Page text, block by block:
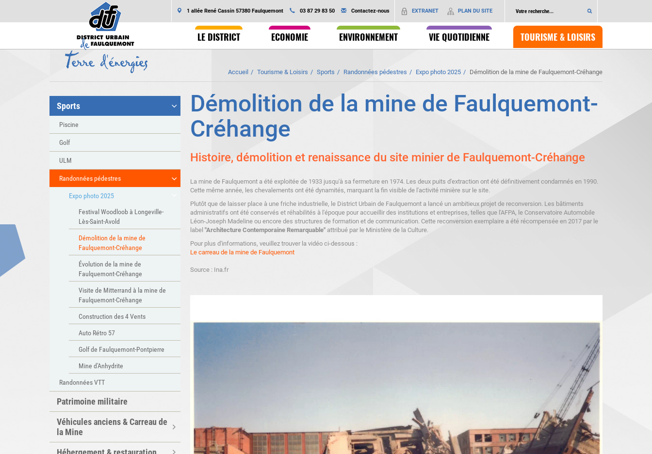
Ok EXTRANET PLAN DU SITE
1 allée René Cassin 57380 Faulquemont 03 87 29 83 50 Contactez-nous
LE DISTRICT ECONOMIE ENVIRONNEMENT VIE QUOTIDIENNE TOURISME & LOISIRS
Accueil Tourisme & Loisirs Sports Randonnées pédestres Expo photo 2025 Démolition de la mine de Faulquemont-Créhange
Démolition de la mine de Faulquemont-
Créhange
Histoire, démolition et renaissance du site minier de Faulquemont-Créhange
La mine de Faulquemont a été exploitée de 1933 jusqu'à sa fermeture en 1974. Les deux puits d'extraction ont été définitivement condamnés en 1990.
Cette même année, les chevalements ont été dynamités, marquant la fin visible de l'activité minière sur le site.
Plutôt que de laisser place à une friche industrielle, le District Urbain de Faulquemont a lancé un ambitieux projet de reconversion. Les bâtiments
administratifs ont été conservés et réhabilités à l'époque pour accueillir des institutions et entreprises, telles que l'AFPA, le Conservatoire Automobile
Léon-Joseph Madeline ou encore des structures de formation et de communication. Cette reconversion exemplaire a été récompensée en 2017 par le
label "Architecture Contemporaine Remarquable" attribué par le Ministère de la Culture.
Pour plus d'informations, veuillez trouver la vidéo ci-dessous :
Le carreau de la mine de Faulquemont
Source : Ina.fr
Sports
Piscine
Golf
ULM
Randonnées pédestres
Expo photo 2025
Festival Woodloob à Longeville-
Lès-Saint-Avold
Démolition de la mine de
Faulquemont-Créhange
Évolution de la mine de
Faulquemont-Créhange
Visite de Mitterrand à la mine de
Faulquemont-Créhange
Construction des 4 Vents
Auto Rétro 57
Golf de Faulquemont-Pontpierre
Mine d'Anhydrite
Randonnées VTT
Patrimoine militaire
Véhicules anciens & Carreau de
la Mine